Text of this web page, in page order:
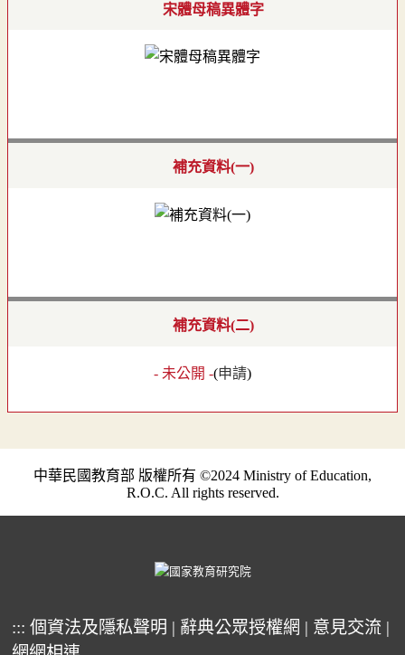
宋體母稿異體字
補充資料(一)
補充資料(二)
- 未公開 -(申請)
中華民國教育部 版權所有 ©2024 Ministry of Education,
R.O.C. All rights reserved.
::: 個資法及隱私聲明 | 辭典公眾授權網 | 意見交流 |